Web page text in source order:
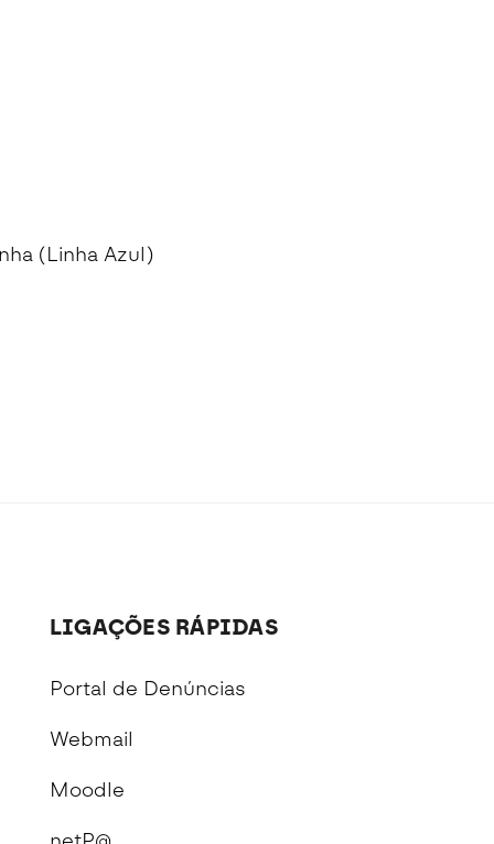
(Linha Azul)
LIGAÇÕES RÁPIDAS
Portal de Denúncias
Webmail
Moodle